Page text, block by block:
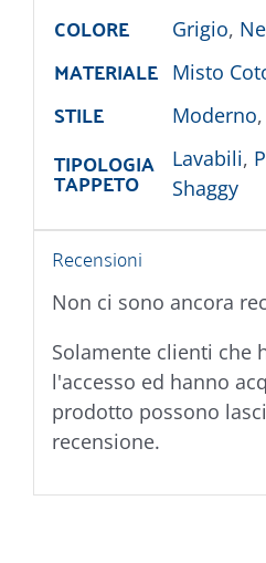
COLORE Grigio,
MATERIALE Misto
STILE Moderno,
TIPOLOGIA
TAPPETO
Lavabili,
Shaggy
Recensioni
Non ci sono ancora
Solamente clienti che
l'accesso ed hanno
prodotto possono
recensione.